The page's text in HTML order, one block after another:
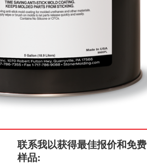
联系我以获得最佳报价和免费
样品: